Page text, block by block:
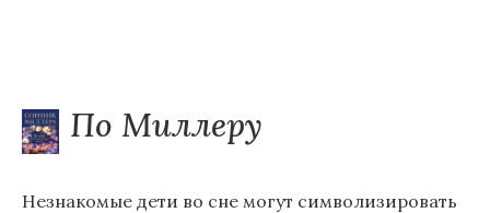
По Миллеру
Незнакомые дети во сне могут символизировать